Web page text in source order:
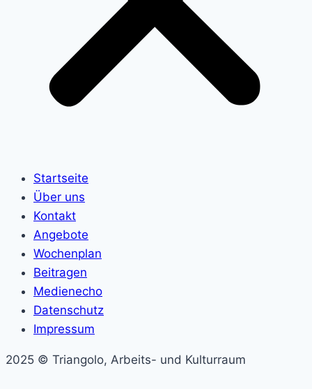
Startseite
Über uns
Kontakt
Angebote
Wochenplan
Beitragen
Medienecho
Datenschutz
Impressum
2025 © Triangolo, Arbeits- und Kulturraum